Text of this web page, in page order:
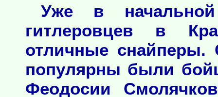
Уже в
гитлеровцев в
отличные снайперы.
популярны были
Феодосии